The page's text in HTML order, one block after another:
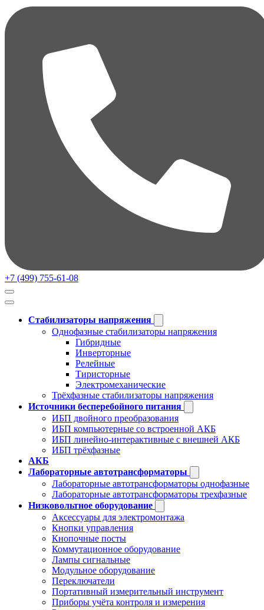
+7 (499) 755-61-08
Стабилизаторы напряжения
Однофазные стабилизаторы напряжения
Гибридные
Инверторные
Релейные
Тиристорные
Электромеханические
Трёхфазные стабилизаторы напряжения
Источники бесперебойного питания
ИБП двойного преобразования
ИБП компьютерные со встроенной АКБ
ИБП линейно-интерактивные с внешней АКБ
ИБП трёхфазные
АКБ
Лабораторные автотрансформаторы
Лабораторные автотрансформаторы однофазные
Лабораторные автотрансформаторы трехфазные
Низковольтное оборудование
Аксессуары для электромонтажа
Кнопки управления
Кнопочные посты
Коммутационное оборудование
Лампы сигнальные
Модульное оборудование
Переключатели
Портативный измерительный инструмент
Приборы учёта контроля и измерения